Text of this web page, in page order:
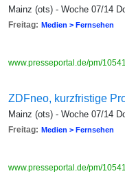
Mainz (ots) - Woche 07/14
Freitag: Medien > Fernsehen
www.presseportal.de/pm/
ZDFneo, kurzfristige
Mainz (ots) - Woche 07/14
Freitag: Medien > Fernsehen
www.presseportal.de/pm/